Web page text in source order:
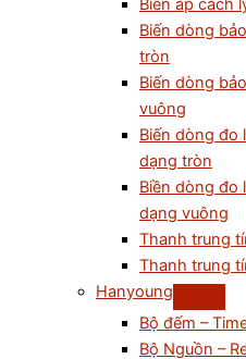
Biến áp cách
Biến dòng
tròn
Biến dòng
vuông
Biến dòng đo
dạng tròn
Biền dòng đo
dạng vuông
Thanh trung
Thanh trung
Hanyoung
Bộ đếm –
Bộ Nguồn –